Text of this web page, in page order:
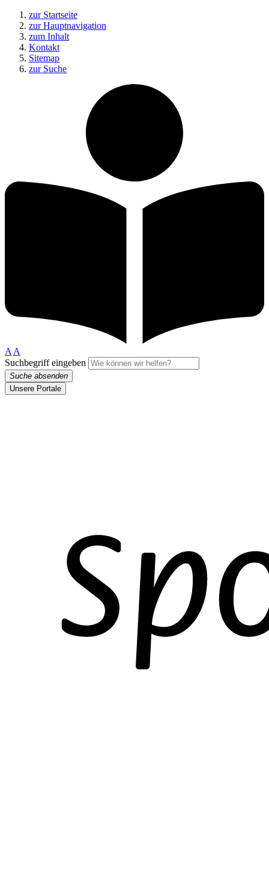
zur Startseite
zur Hauptnavigation
zum Inhalt
Kontakt
Sitemap
zur Suche
A A
Suchbegriff eingeben
Suche absenden
Unsere Portale